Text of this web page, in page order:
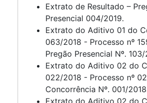
Extrato de Resultado –
Presencial 004/2019.
Extrato do Aditivo 01 do
063/2018 - Processo nº
Pregão Presencial Nº. 103/
Extrato do Aditivo 02 do
022/2018 - Processo nº
Concorrência Nº. 001/
Extrato do Aditivo 02 do